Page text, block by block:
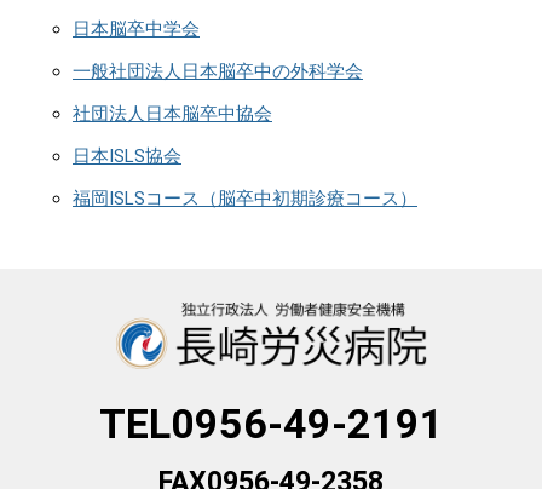
日本脳卒中学会
一般社団法人日本脳卒中の外科学会
社団法人日本脳卒中協会
日本ISLS協会
福岡ISLSコース（脳卒中初期診療コース）
TEL0956-49-2191